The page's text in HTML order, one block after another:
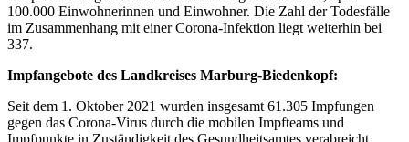
100.000 Einwohnerinnen und Einwohner. Die Zahl der Todesfälle
im Zusammenhang mit einer Corona-Infektion liegt weiterhin bei
337.
Impfangebote des Landkreises Marburg-Biedenkopf:
Seit dem 1. Oktober 2021 wurden insgesamt 61.305 Impfungen
gegen das Corona-Virus durch die mobilen Impfteams und